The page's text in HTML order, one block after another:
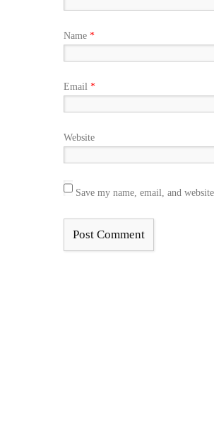
Name *
Email *
Website
Save my name, email, and